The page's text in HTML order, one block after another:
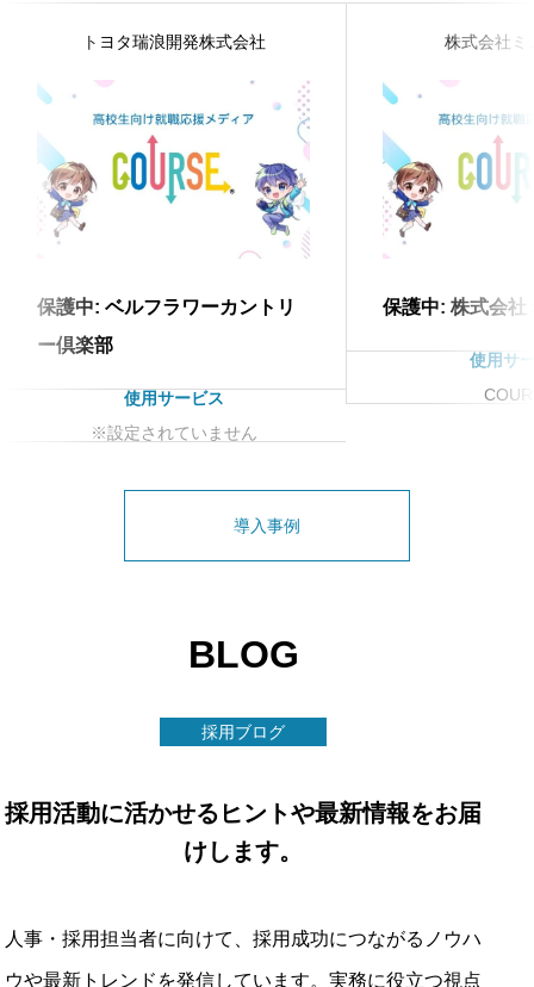
トヨタ瑞浪開発株式会社
保護中: ベルフラワーカントリ
ー倶楽部
使用サービス
※設定されていません
株式会社ミ
保護中: 株式会社
使用サ
導入事例
BLOG
採用ブログ
採用活動に活かせるヒントや最新情報をお届
けします。
人事・採用担当者に向けて、採用成功につながるノウハ
ウや最新トレンドを発信しています。実務に役立つ視点